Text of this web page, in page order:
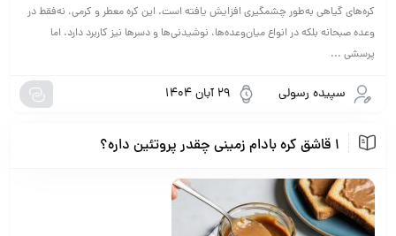
کره‌های گیاهی به‌طور چشمگیری افزایش یافته است. این کره معطر و کرمی، نه‌فقط در
وعده صبحانه بلکه در انواع میان‌وعده‌ها، نوشیدنی‌ها و دسرها نیز کاربرد دارد. اما
پرسشی ...
سپیده رسولی 29 آبان 1404
1 قاشق کره بادام زمینی چقدر پروتئین داره؟